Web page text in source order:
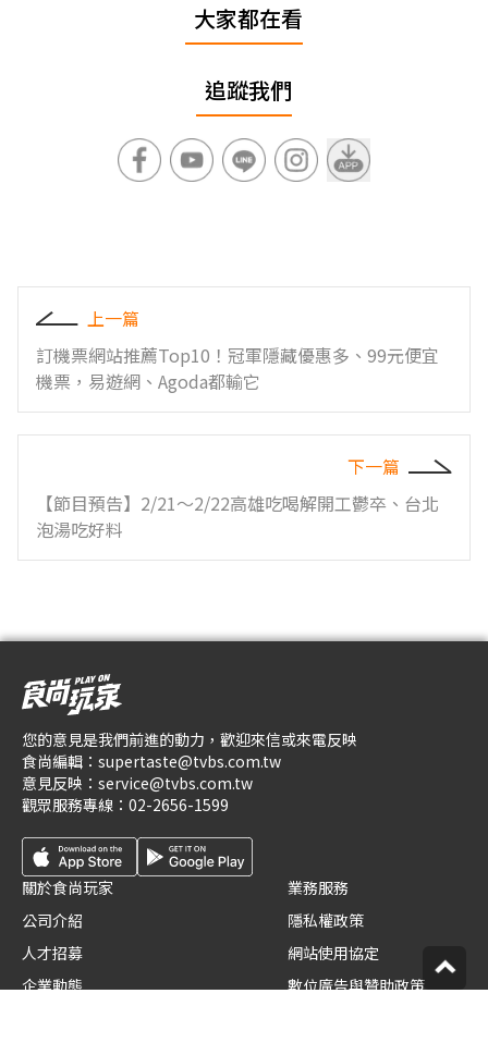
大家都在看
追蹤我們
上一篇
訂機票網站推薦Top10！冠軍隱藏優惠多、99元便宜
機票，易遊網、Agoda都輸它
下一篇
【節目預告】2/21〜2/22高雄吃喝解開工鬱卒、台北
泡湯吃好料
您的意見是我們前進的動力，歡迎來信或來電反映
食尚編輯： supertaste@tvbs.com.tw
意見反映： service@tvbs.com.tw
觀眾服務專線： 02-2656-1599
關於食尚玩家
公司介紹
人才招募
企業動態
業務服務
隱私權政策
網站使用協定
數位廣告與贊助政策